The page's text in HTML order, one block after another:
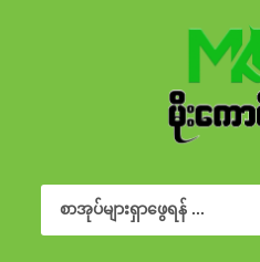
Search
for: